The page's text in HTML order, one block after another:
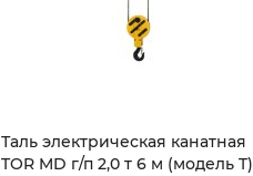
Таль электрическая канатная
TOR MD г/п 2,0 т 6 м (модель T)